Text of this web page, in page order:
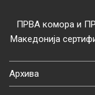
ПРВА комора и
Македонија
Архива